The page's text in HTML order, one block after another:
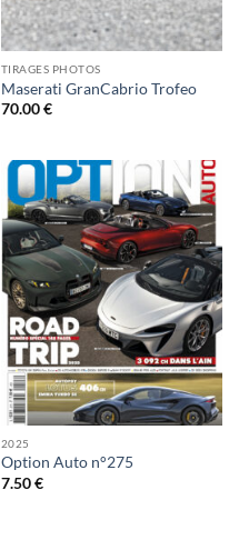
TIRAGES PHOTOS
Maserati GranCabrio Trofeo
70.00€
2025
Option Auto n°275
7.50€